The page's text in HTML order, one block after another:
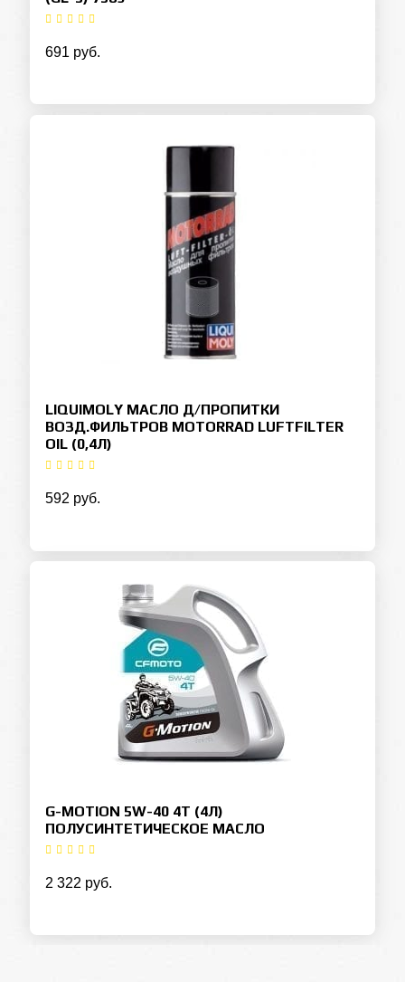
691 руб.
LIQUIMOLY МАСЛО Д/ПРОПИТКИ
ВОЗД.ФИЛЬТРОВ MOTORRAD LUFTFILTER
OIL (0,4Л)
592 руб.
G-MOTION 5W-40 4T (4Л)
ПОЛУСИНТЕТИЧЕСКОЕ МАСЛО
2 322 руб.